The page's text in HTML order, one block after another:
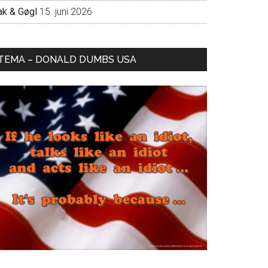
& Gøgl 15. juni 2026
– DONALD DUMBS USA